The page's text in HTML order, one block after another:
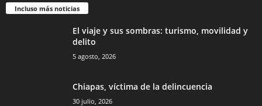
Incluso más noticias
El viaje y sus sombras: turismo, movilidad y
delito
5 agosto, 2026
Chiapas, víctima de la delincuencia
30 julio, 2026